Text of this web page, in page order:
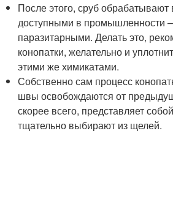
После этого, сруб
доступными в промышленности –
паразитарными. Делать это,
конопатки, желательно и
этими же химикатами.
Собственно сам процесс
швы освобождаются от
скорее всего, представляет
тщательно выбирают из щелей.